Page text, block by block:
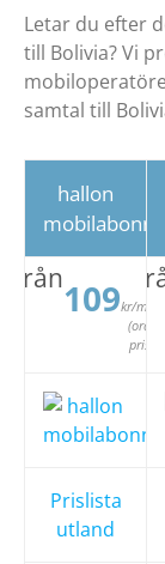
Letar du efter
till Bolivia? Vi
samtal till
hallon
Från109kr/mån
(ord.
pris)
Prislista
utland